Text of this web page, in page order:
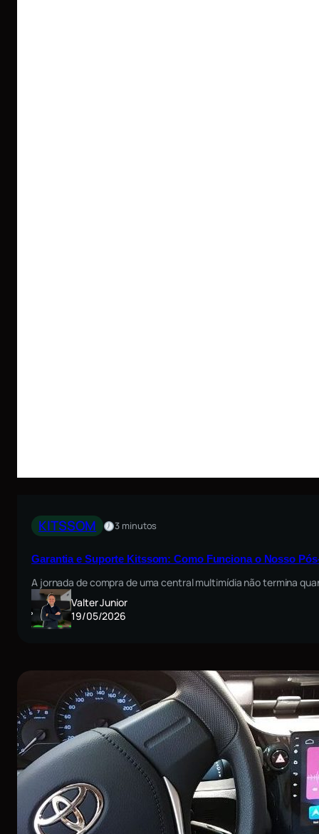
KITSSOM 3 minutos
Garantia e Suporte Kitssom: Como Funciona o Nosso
A jornada de compra de uma central multimídia não termina
Valter Junior
19/05/2026